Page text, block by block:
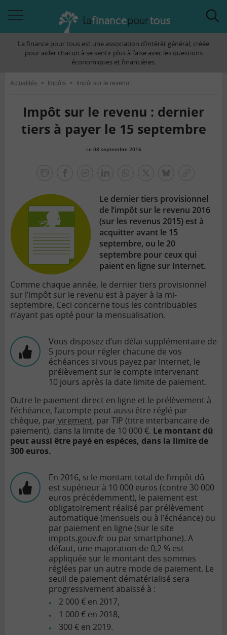
àLa finance pour tous est une association d’intérêt général, créée
pour aider chacun à se sentir plus à l’aise avec les questions
économiques et financières.
Actualités > Impôts > Impôt sur le revenu : dernier tiers à payer le 15 septembre
Impôt sur le revenu : dernier
tiers à payer le 15 septembre
Le 08 septembre 2016
lien
Le dernier tiers provisionnel
de l’impôt sur le revenu 2016
(sur les revenus 2015) est à
acquitter avant le 15
septembre, ou le 20
septembre pour ceux qui
paient en ligne sur Internet.
Comme chaque année, le dernier tiers provisionnel
sur l’impôt sur le revenu est à payer à la mi-
septembre. Ceci concerne tous les contribuables
n’ayant pas opté pour la mensualisation.
Vous disposez d’un délai supplémentaire de
5 jours pour régler chacune de vos
échéances si vous payez par Internet, le
prélèvement sur le compte intervenant
10 jours après la date limite de paiement.
Outre le paiement direct en ligne et le prélèvement à
l’échéance, l’acompte peut aussi être réglé par
chèque, par virement, par TIP (titre interbancaire de
paiement), dans la limite de 10 000 €. Le montant dû
peut aussi être payé en espèces, dans la limite de
300 euros.
En 2016, si le montant total de l’impôt dû
est supérieur à 10 000 euros (contre 30 000
euros précédemment), le paiement est
obligatoirement réalisé par prélèvement
automatique (mensuels ou à l’échéance) ou
par paiement en ligne (sur le site
impots.gouv.fr ou par smartphone). A
défaut, une majoration de 0,2 % est
appliquée sur le montant des sommes
réglées par un autre mode de paiement. Le
seuil de paiement dématérialisé sera
progressivement abaissé à :
2 000 € en 2017,
1 000 € en 2018,
300 € en 2019.